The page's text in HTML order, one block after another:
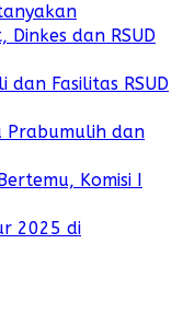
Dinkes dan RSUD
dan Fasilitas RSUD
Prabumulih dan
Komisi I
2025 di